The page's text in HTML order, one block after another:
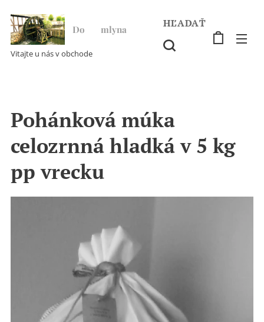
Do ♥ mlyna
Vitajte u nás v obchode
HĽADAŤ
Pohánková múka
celozrnná hladká v 5 kg
pp vrecku